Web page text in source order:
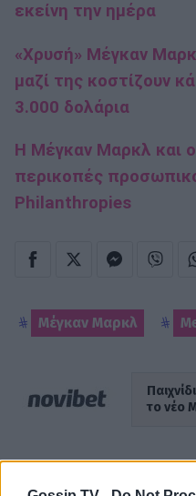
εκείνη την ημέρα
«Χρυσή» Μέγκαν
μαζί της κοστίζουν
3.000 δολάρια
Η Μέγκαν Μαρκλ και ο
περικοπές
Philanthropies
Μέγκαν Μαρκλ
το νέο